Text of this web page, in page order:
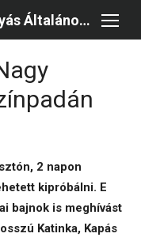
Budapest X. kerületi Éltes Mátyás Általános Iskola és Kollégium
2 napon
kipróbálni. E
bajnok is meghívást
Katinka, Kapás